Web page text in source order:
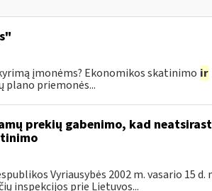
įmonėms? Ekonomikos skatinimo ir
priemonės...
prekių gabenimo, kad
Vyriausybės 2002 m. vasario 15 d.
inspekcijos prie Lietuvos...